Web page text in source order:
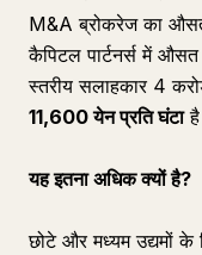
M&A ब्रोकरेज का
कैपिटल पार्टनर्स में औसत
स्तरीय सलाहकार 4
11,600 येन प्रति घंटा
यह इतना अधिक क्यों है?
छोटे और मध्यम उद्यमों के